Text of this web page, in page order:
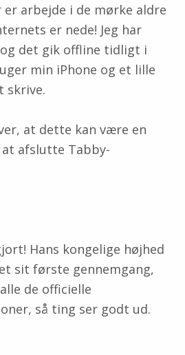
er arbejde i de mørke aldre
er nede! Jeg har
det gik offline tidligt i
min iPhone og et lille
skrive.
at dette kan være en
afslutte Tabby-
Hans kongelige højhed
sit første gennemgang,
de officielle
så ting ser godt ud.